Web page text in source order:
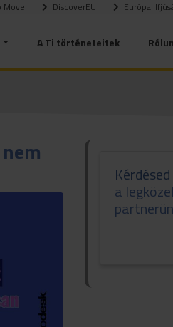
Move DiscoverEU Európai
A Ti történeteitek
a